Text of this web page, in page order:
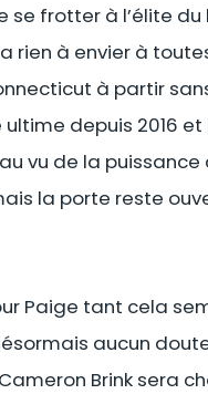
frotter à l’élite
rien à envier à
à partir
depuis 2016
vu de la
la porte reste
Paige tant cela
aucun
Brink sera